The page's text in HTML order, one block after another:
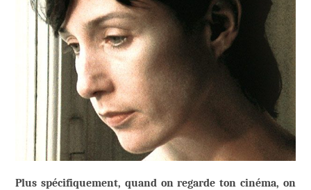
Plus spécifiquement, quand on regarde ton cinéma, on